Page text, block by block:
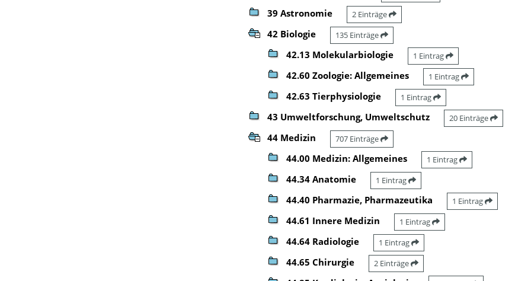
39 Astronomie 2 Einträge
42 Biologie 135 Einträge
42.13 Molekularbiologie 1 Eintrag
42.60 Zoologie: Allgemeines 1 Eintrag
42.63 Tierphysiologie 1 Eintrag
43 Umweltforschung, Umweltschutz 20 Einträge
44 Medizin 707 Einträge
44.00 Medizin: Allgemeines 1 Eintrag
44.34 Anatomie 1 Eintrag
44.40 Pharmazie, Pharmazeutika 1 Eintrag
44.61 Innere Medizin 1 Eintrag
44.64 Radiologie 1 Eintrag
44.65 Chirurgie 2 Einträge